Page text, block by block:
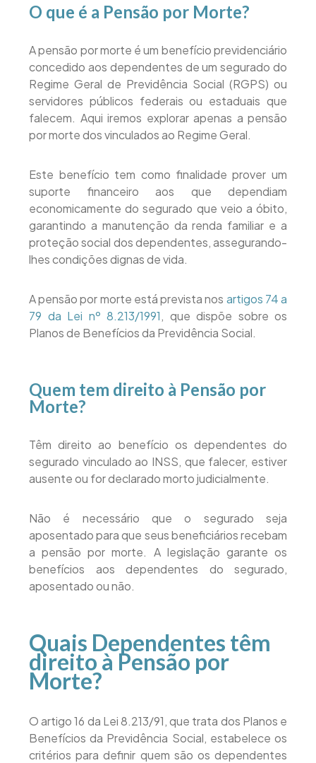
O que é a Pensão por Morte?
A pensão por morte é um benefício previdenciário
concedido aos dependentes de um segurado do
Regime Geral de Previdência Social (RGPS) ou
servidores públicos federais ou estaduais que
falecem. Aqui iremos explorar apenas a pensão
por morte dos vinculados ao Regime Geral.
Este benefício tem como finalidade prover um
suporte financeiro aos que dependiam
economicamente do segurado que veio a óbito,
garantindo a manutenção da renda familiar e a
proteção social dos dependentes, assegurando-
lhes condições dignas de vida.
A pensão por morte está prevista nos artigos 74 a
79 da Lei nº 8.213/1991, que dispõe sobre os
Planos de Benefícios da Previdência Social.
Quem tem direito à Pensão por
Morte?
Têm direito ao benefício os dependentes do
segurado vinculado ao INSS, que falecer, estiver
ausente ou for declarado morto judicialmente.
Não é necessário que o segurado seja
aposentado para que seus beneficiários recebam
a pensão por morte. A legislação garante os
benefícios aos dependentes do segurado,
aposentado ou não.
Quais Dependentes têm
direito à Pensão por
Morte?
O artigo 16 da Lei 8.213/91, que trata dos Planos e
Benefícios da Previdência Social, estabelece os
critérios para definir quem são os dependentes